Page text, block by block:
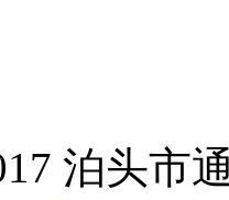
泊头市